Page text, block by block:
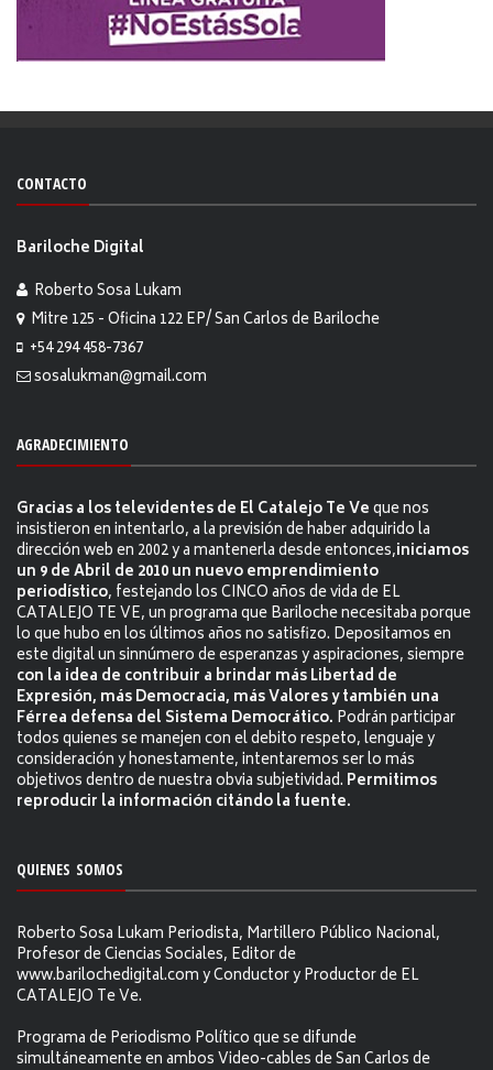
CONTACTO
Bariloche Digital
Roberto Sosa Lukam
Mitre 125 - Oficina 122 EP/ San Carlos de Bariloche
+54 294 458-7367
sosalukman@gmail.com
AGRADECIMIENTO
Gracias a los televidentes de El Catalejo Te Veque nos
insistieron en intentarlo, a la previsión de haber adquirido la
dirección web en 2002 y a mantenerla desde entonces,iniciamos
un 9 de Abril de 2010 un nuevo emprendimiento
periodístico, festejando los CINCO años de vida de EL
CATALEJO TE VE, un programa que Bariloche necesitaba porque
lo que hubo en los últimos años no satisfizo. Depositamos en
este digital un sinnúmero de esperanzas y aspiraciones, siempre
con la idea de contribuir a brindar más Libertad de
Expresión, más Democracia, más Valores y también una
Férrea defensa del Sistema Democrático. Podrán participar
todos quienes se manejen con el debito respeto, lenguaje y
consideración y honestamente, intentaremos ser lo más
objetivos dentro de nuestra obvia subjetividad. Permitimos
reproducir la información citándo la fuente.
QUIENES SOMOS
Roberto Sosa Lukam Periodista, Martillero Público Nacional,
Profesor de Ciencias Sociales, Editor de
www.barilochedigital.com y Conductor y Productor de EL
CATALEJO Te Ve.
Programa de Periodismo Político que se difunde
simultáneamente en ambos Video-cables de San Carlos de